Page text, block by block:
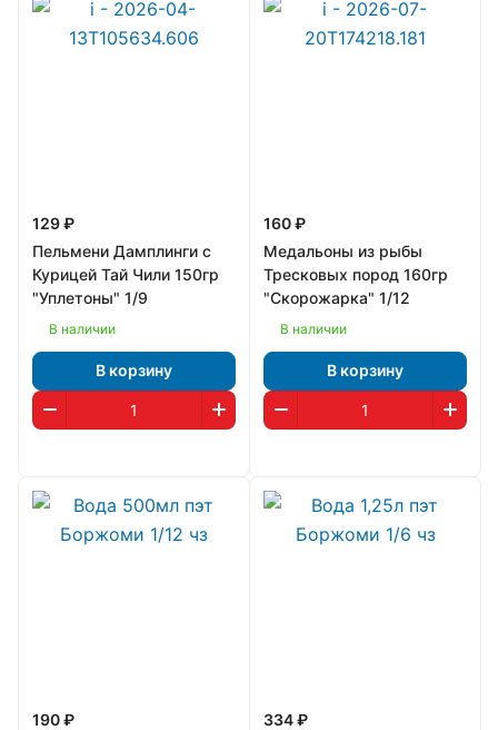
129 ₽
Пельмени Дамплинги с
Курицей Тай Чили 150гр
"Уплетоны" 1/9
В наличии
В корзину
160 ₽
Медальоны из рыбы
Тресковых пород 160гр
"Скорожарка" 1/12
В наличии
В корзину
190 ₽
334 ₽